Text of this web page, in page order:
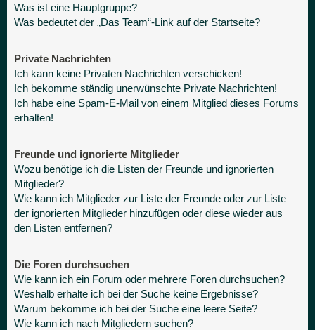
Was ist eine Hauptgruppe?
Was bedeutet der „Das Team“-Link auf der Startseite?
Private Nachrichten
Ich kann keine Privaten Nachrichten verschicken!
Ich bekomme ständig unerwünschte Private Nachrichten!
Ich habe eine Spam-E-Mail von einem Mitglied dieses Forums
erhalten!
Freunde und ignorierte Mitglieder
Wozu benötige ich die Listen der Freunde und ignorierten
Mitglieder?
Wie kann ich Mitglieder zur Liste der Freunde oder zur Liste
der ignorierten Mitglieder hinzufügen oder diese wieder aus
den Listen entfernen?
Die Foren durchsuchen
Wie kann ich ein Forum oder mehrere Foren durchsuchen?
Weshalb erhalte ich bei der Suche keine Ergebnisse?
Warum bekomme ich bei der Suche eine leere Seite?
Wie kann ich nach Mitgliedern suchen?